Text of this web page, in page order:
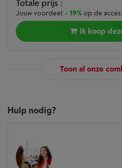
Totale prijs :
Jouw voordeel: - 19% op de
Ik koop
Toon al onze
Hulp nodig?